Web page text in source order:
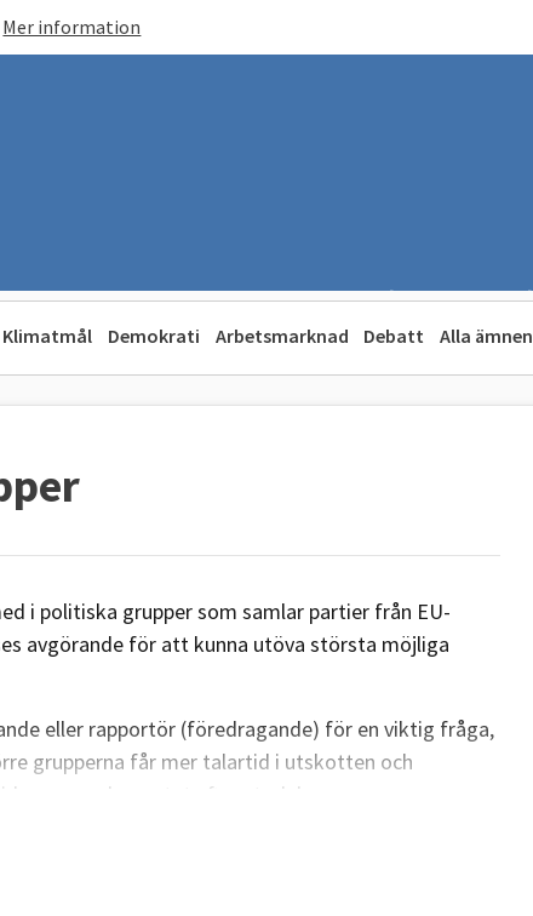
Mer information
Klimatmål Demokrati Arbetsmarknad Debatt Alla ämnen
i politiska grupper som samlar partier från EU-
avgörande för att kunna utöva största möjliga
eller rapportör (föredragande) för en viktig fråga,
grupperna får mer talartid i utskotten och
av parlamentet efter storlek.
först frågorna i de politiska grupperna. Även om
måste inte ledamöterna rösta som gruppen.